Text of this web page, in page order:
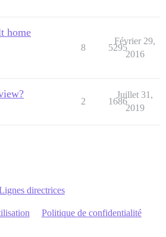
home
8 5295
Février 29,
2016
2 1686
Juillet 31,
2019
directrices
Politique de confidentialité